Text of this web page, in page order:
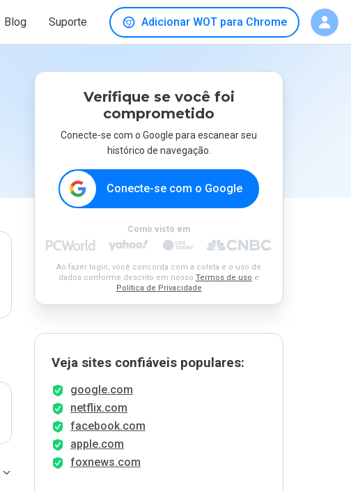
Blog Suporte Adicionar WOT para Chrome
Verifique se você foi
comprometido
Conecte-se com o Google para escanear seu
histórico de navegação.
Conecte-se com o Google
Como visto em
Ao fazer login, você concorda com a coleta e o uso de
dados conforme descrito em nosso Termos de uso e
Política de Privacidade
Veja sites confiáveis populares:
google.com
netflix.com
facebook.com
apple.com
foxnews.com